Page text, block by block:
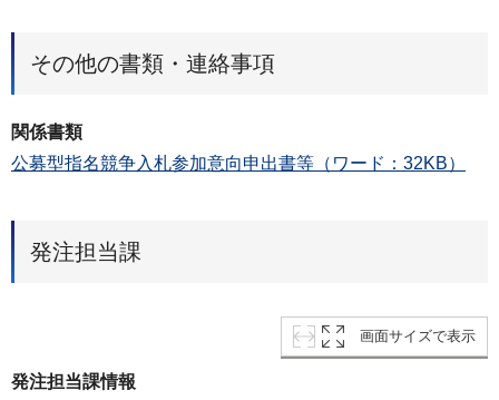
その他の書類・連絡事項
関係書類
公募型指名競争入札参加意向申出書等（ワード：32KB）
発注担当課
画面サイズで表示
発注担当課情報